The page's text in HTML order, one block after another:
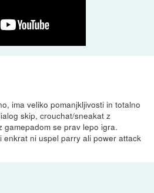
ima veliko pomanjkljivosti in totalno
skip, crouchat/sneakat z
gamepadom se prav lepo igra.
enkrat ni uspel parry ali power attack